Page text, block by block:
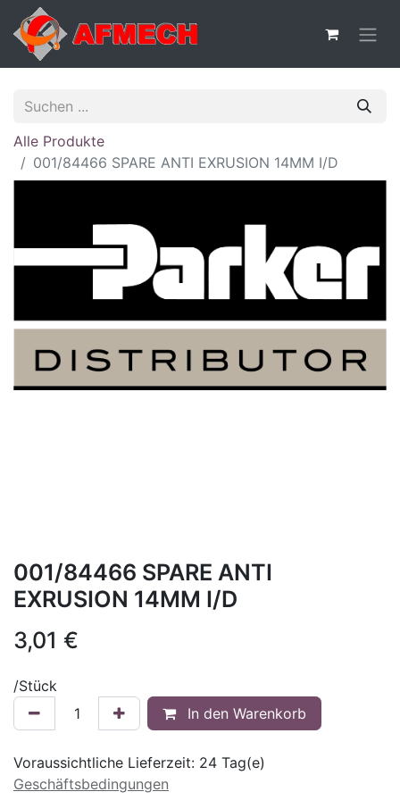
Alle Produkte
001/84466 SPARE ANTI EXRUSION 14MM I/D
001/84466 SPARE ANTI
EXRUSION 14MM I/D
3,01 €
/Stück
In den Warenkorb
Voraussichtliche Lieferzeit: 24 Tag(e)
Geschäftsbedingungen